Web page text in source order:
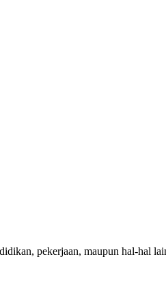
pekerjaan, maupun hal-hal